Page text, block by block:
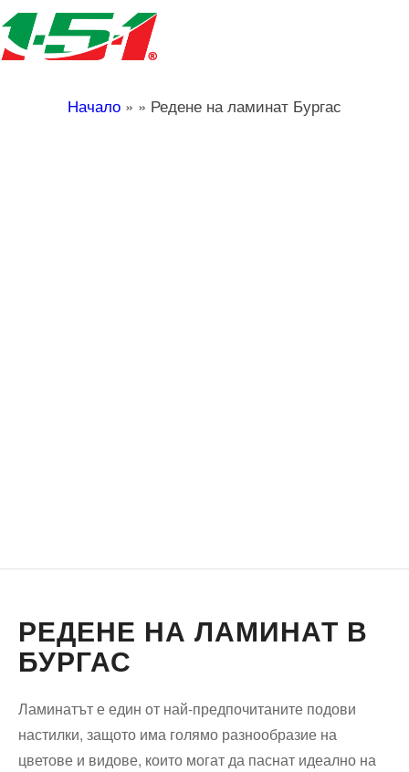
Начало » » Редене на ламинат Бургас
РЕДЕНЕ НА ЛАМИНАТ В
БУРГАС
Ламинатът е един от най-предпочитаните подови
настилки, защото има голямо разнообразие на
цветове и видове, които могат да паснат идеално на